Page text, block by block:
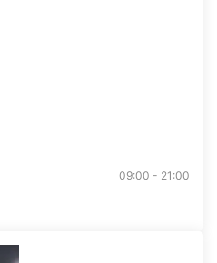
09:00 - 21:00